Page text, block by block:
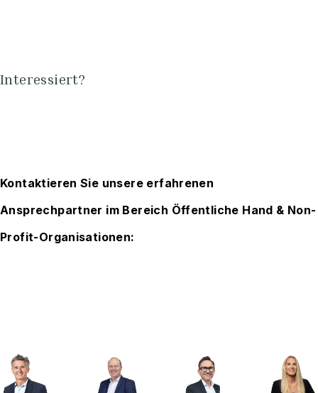
Interessiert?
Kontaktieren Sie unsere erfahrenen
Ansprechpartner im Bereich Öffentliche Hand & Non-
Profit-Organisationen: